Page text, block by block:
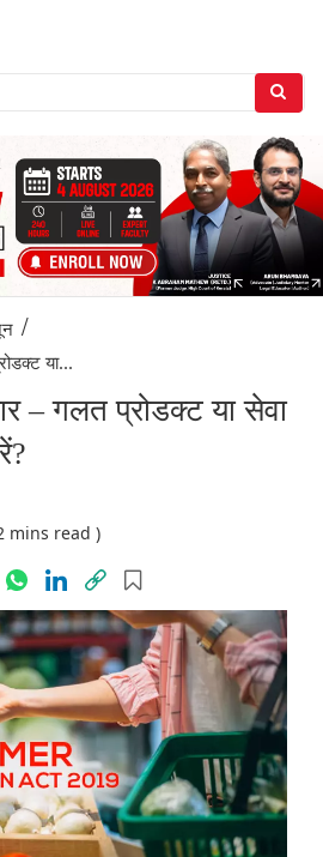
/
या...
– गलत प्रोडक्ट या सेवा
mins read )